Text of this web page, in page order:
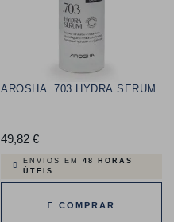
AROSHA .703 HYDRA SERUM
49,82 €Preço
ENVIOS EM 48 HORAS
ÚTEIS
COMPRAR